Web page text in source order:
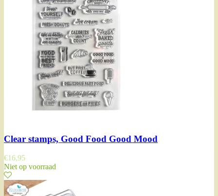
Clear stamps, Good Food Good Mood
€16,95
Niet op voorraad